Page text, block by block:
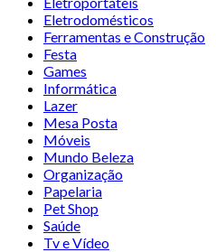
Eletrodomésticos
Ferramentas e Construção
Festa
Games
Informática
Lazer
Mesa Posta
Móveis
Mundo Beleza
Organização
Papelaria
Pet Shop
Saúde
Tv e Vídeo